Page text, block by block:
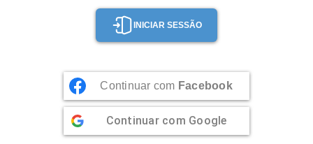
INICIAR SESSÃO
Continuar com Facebook
Continuar com Google